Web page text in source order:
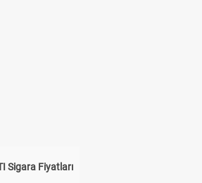
Sigara Fiyatları